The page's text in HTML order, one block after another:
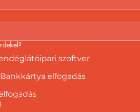
szoftver
elfogadás